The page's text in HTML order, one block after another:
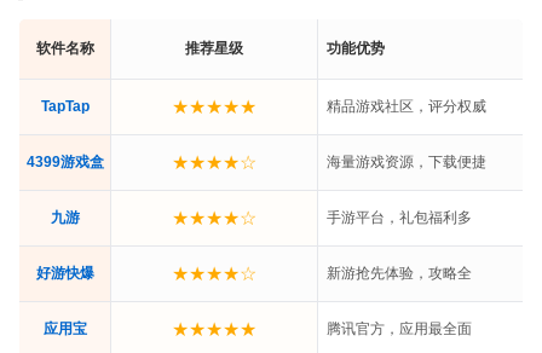
软件名称 推荐星级 功能优势
TapTap ★★★★★ 精品游戏社区，评分权威
4399游戏盒 ★★★★☆ 海量游戏资源，下载便捷
九游 ★★★★☆ 手游平台，礼包福利多
好游快爆 ★★★★☆ 新游抢先体验，攻略全
应用宝 ★★★★★ 腾讯官方，应用最全面